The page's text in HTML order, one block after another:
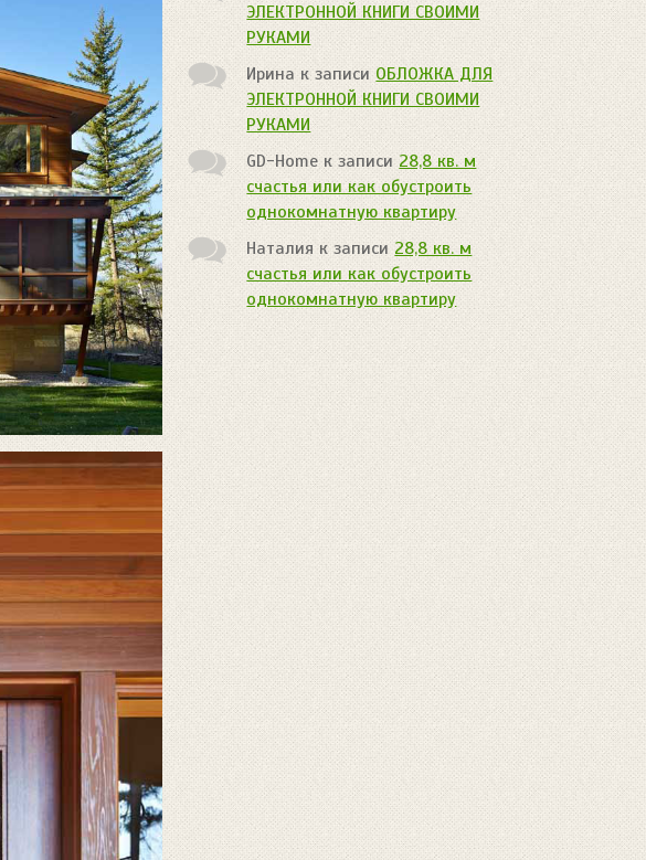
ЭЛЕКТРОННОЙ КНИГИ СВОИМИ
РУКАМИ
Иринак записиОБЛОЖКА ДЛЯ
ЭЛЕКТРОННОЙ КНИГИ СВОИМИ
РУКАМИ
GD-Home к записи28,8 кв. м
счастья или как обустроить
однокомнатную квартиру
Наталия к записи 28,8 кв. м
счастья или как обустроить
однокомнатную квартиру